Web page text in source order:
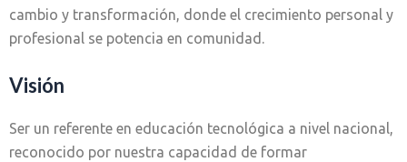
cambio y transformación, donde el crecimiento personal y
profesional se potencia en comunidad.
Visión
Ser un referente en educación tecnológica a nivel nacional,
reconocido por nuestra capacidad de formar